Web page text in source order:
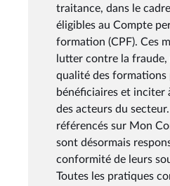
traitance, dans le
éligibles au Compte
formation (CPF). Ces
lutter contre la fraude,
qualité des formations
bénéficiaires et inciter
des acteurs du
référencés sur Mon
sont désormais
conformité de leurs
Toutes les pratiques